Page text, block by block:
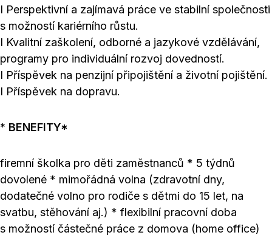
I Perspektivní a zajímavá práce ve stabilní společnosti
s možností kariérního růstu.
I Kvalitní zaškolení, odborné a jazykové vzdělávání,
programy pro individuální rozvoj dovedností.
I Příspěvek na penzijní připojištění a životní pojištění.
I Příspěvek na dopravu.
* BENEFITY*
firemní školka pro děti zaměstnanců * 5 týdnů
dovolené * mimořádná volna (zdravotní dny,
dodatečné volno pro rodiče s dětmi do 15 let, na
svatbu, stěhování aj.) * flexibilní pracovní doba
s možností částečné práce z domova (home office)